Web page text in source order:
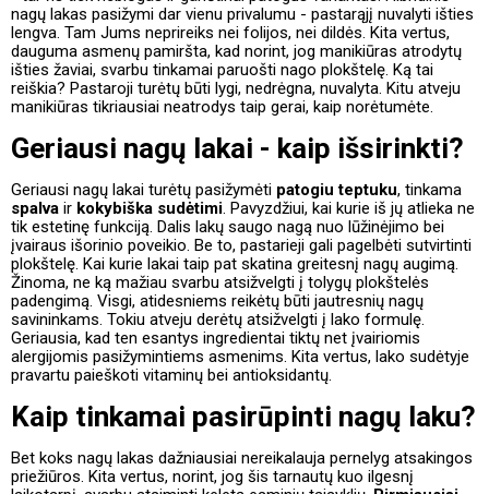
nagų lakas pasižymi dar vienu privalumu - pastarąjį nuvalyti išties
lengva. Tam Jums neprireiks nei folijos, nei dildės. Kita vertus,
dauguma asmenų pamiršta, kad norint, jog manikiūras atrodytų
išties žaviai, svarbu tinkamai paruošti nago plokštelę. Ką tai
reiškia? Pastaroji turėtų būti lygi, nedrėgna, nuvalyta. Kitu atveju
manikiūras tikriausiai neatrodys taip gerai, kaip norėtumėte.
Geriausi nagų lakai - kaip išsirinkti?
Geriausi nagų lakai turėtų pasižymėti patogiu teptuku, tinkama
spalva ir kokybiška sudėtimi. Pavyzdžiui, kai kurie iš jų atlieka ne
tik estetinę funkciją. Dalis lakų saugo nagą nuo lūžinėjimo bei
įvairaus išorinio poveikio. Be to, pastarieji gali pagelbėti sutvirtinti
plokštelę. Kai kurie lakai taip pat skatina greitesnį nagų augimą.
Žinoma, ne ką mažiau svarbu atsižvelgti į tolygų plokštelės
padengimą. Visgi, atidesniems reikėtų būti jautresnių nagų
savininkams. Tokiu atveju derėtų atsižvelgti į lako formulę.
Geriausia, kad ten esantys ingredientai tiktų net įvairiomis
alergijomis pasižymintiems asmenims. Kita vertus, lako sudėtyje
pravartu paieškoti vitaminų bei antioksidantų.
Kaip tinkamai pasirūpinti nagų laku?
Bet koks nagų lakas dažniausiai nereikalauja pernelyg atsakingos
priežiūros. Kita vertus, norint, jog šis tarnautų kuo ilgesnį